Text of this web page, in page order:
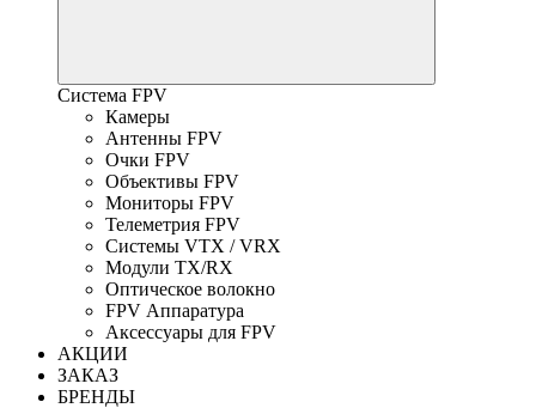
Система FPV
Камеры
Антенны FPV
Очки FPV
Объективы FPV
Мониторы FPV
Телеметрия FPV
Системы VTX / VRX
Модули TX/RX
Оптическое волокно
FPV Аппаратура
Аксессуары для FPV
АКЦИИ
ЗАКАЗ
БРЕНДЫ